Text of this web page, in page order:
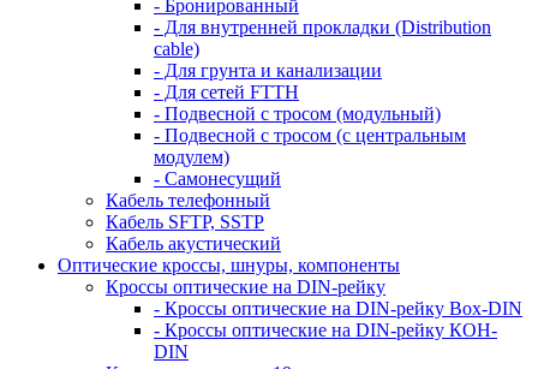
- Бронированный
- Для внутренней прокладки (Distribution
cable)
- Для грунта и канализации
- Для сетей FTTH
- Подвесной с тросом (модульный)
- Подвесной с тросом (с центральным
модулем)
- Самонесущий
Кабель телефонный
Кабель SFTP, SSTP
Кабель акустический
Оптические кроссы, шнуры, компоненты
Кроссы оптические на DIN-рейку
- Кроссы оптические на DIN-рейку Box-DIN
- Кроссы оптические на DIN-рейку КОН-
DIN